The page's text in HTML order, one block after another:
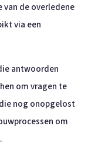
van de overledene
via een
antwoorden
om vragen te
nog onopgelost
om